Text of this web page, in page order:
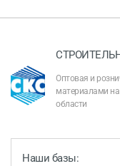
Оптовая и
материалами на
области
Наши базы: